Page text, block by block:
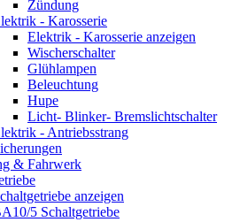
Zündung
- Karosserie
Elektrik - Karosserie anzeigen
Wischerschalter
Glühlampen
Beleuchtung
Hupe
Licht- Blinker- Bremslichtschalter
- Antriebsstrang
& Fahrwerk
anzeigen
5 Schaltgetriebe